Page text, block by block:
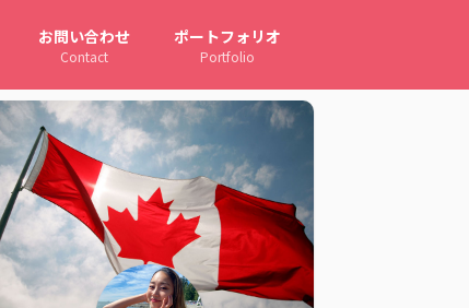
お問い合わせ
Contact
ポートフォリオ
Portfolio